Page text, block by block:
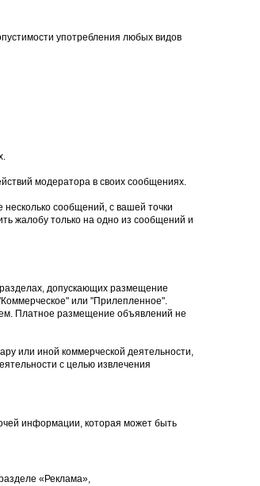
употребления любых видов
модератора в своих сообщениях.
сообщений, с вашей точки
жалобу только на одно из сообщений и
допускающих размещение
или "Прилепленное".
Платное размещение объявлений не
или иной коммерческой деятельности,
с целью извлечения
информации, которая может быть
«Реклама»,